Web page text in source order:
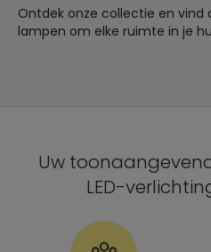
Ontdek onze collectie en vind
lampen om elke ruimte in je
Uw
LED-